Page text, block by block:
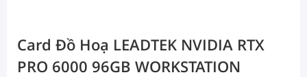
Card Đồ Hoạ LEADTEK NVIDIA RTX
PRO 6000 96GB WORKSTATION